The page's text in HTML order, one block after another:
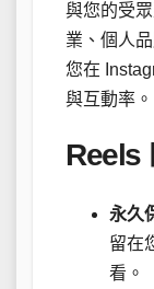
與您的受
業、個人
您在
與互動率。
Reels
永久
留在
看。